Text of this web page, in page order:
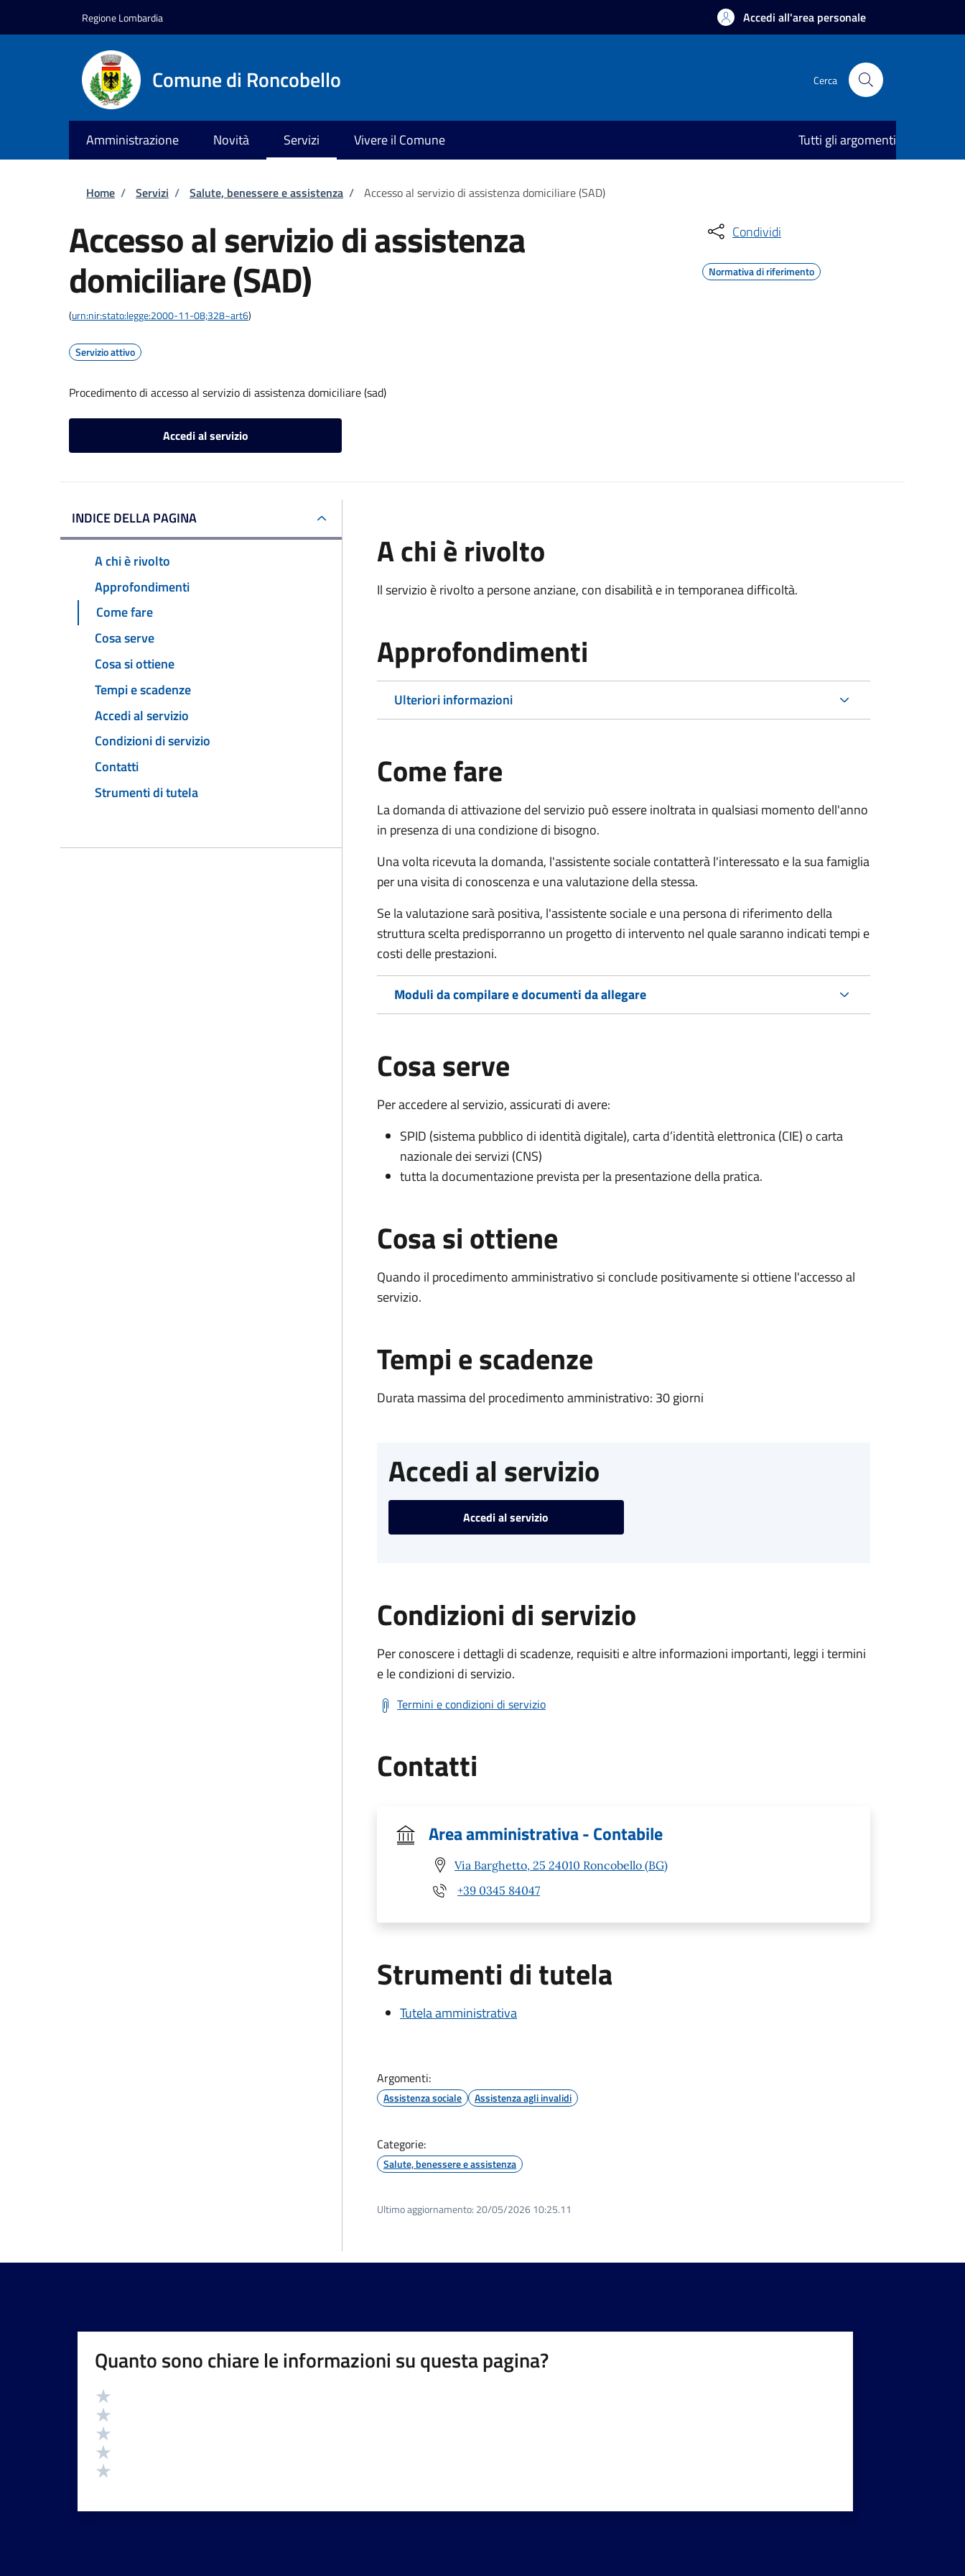
Regione Lombardia Accedi all'area personale
Comune di Roncobello Cerca
Amministrazione Novità Servizi Vivere il Comune Tutti gli argomenti
Briciole di pane
Home / Servizi / Salute, benessere e assistenza / Accesso al servizio di assistenza domiciliare (SAD)
Accesso al servizio di assistenza
domiciliare (SAD)
(urn:nir:stato:legge:2000-11-08;328~art6)
Servizio attivo
Procedimento di accesso al servizio di assistenza domiciliare (sad)
Accedi al servizio
Condividi
Normativa di riferimento
INDICE DELLA PAGINA
A chi è rivolto
Approfondimenti
Come fare
Cosa serve
Cosa si ottiene
Tempi e scadenze
Accedi al servizio
Condizioni di servizio
Contatti
Strumenti di tutela
A chi è rivolto
Il servizio è rivolto a persone anziane, con disabilità e in temporanea difficoltà.
Approfondimenti
Ulteriori informazioni
Come fare
La domanda di attivazione del servizio può essere inoltrata in qualsiasi momento dell'anno
in presenza di una condizione di bisogno.
Una volta ricevuta la domanda, l'assistente sociale contatterà l'interessato e la sua famiglia
per una visita di conoscenza e una valutazione della stessa.
Se la valutazione sarà positiva, l'assistente sociale e una persona di riferimento della
struttura scelta predisporranno un progetto di intervento nel quale saranno indicati tempi e
costi delle prestazioni.
Moduli da compilare e documenti da allegare
Cosa serve
Per accedere al servizio, assicurati di avere:
SPID (sistema pubblico di identità digitale), carta d’identità elettronica (CIE) o carta
nazionale dei servizi (CNS)
tutta la documentazione prevista per la presentazione della pratica.
Cosa si ottiene
Quando il procedimento amministrativo si conclude positivamente si ottiene l'accesso al
servizio.
Tempi e scadenze
Durata massima del procedimento amministrativo: 30 giorni
Accedi al servizio
Accedi al servizio
Condizioni di servizio
Per conoscere i dettagli di scadenze, requisiti e altre informazioni importanti, leggi i termini
e le condizioni di servizio.
Termini e condizioni di servizio
Contatti
Area amministrativa - Contabile
Via Barghetto, 25 24010 Roncobello (BG)
+39 0345 84047
Strumenti di tutela
Tutela amministrativa
Argomenti:
Assistenza sociale Assistenza agli invalidi
Categorie:
Salute, benessere e assistenza
Ultimo aggiornamento: 20/05/2026 10:25.11
Quanto sono chiare le informazioni su questa pagina?
Valutazione